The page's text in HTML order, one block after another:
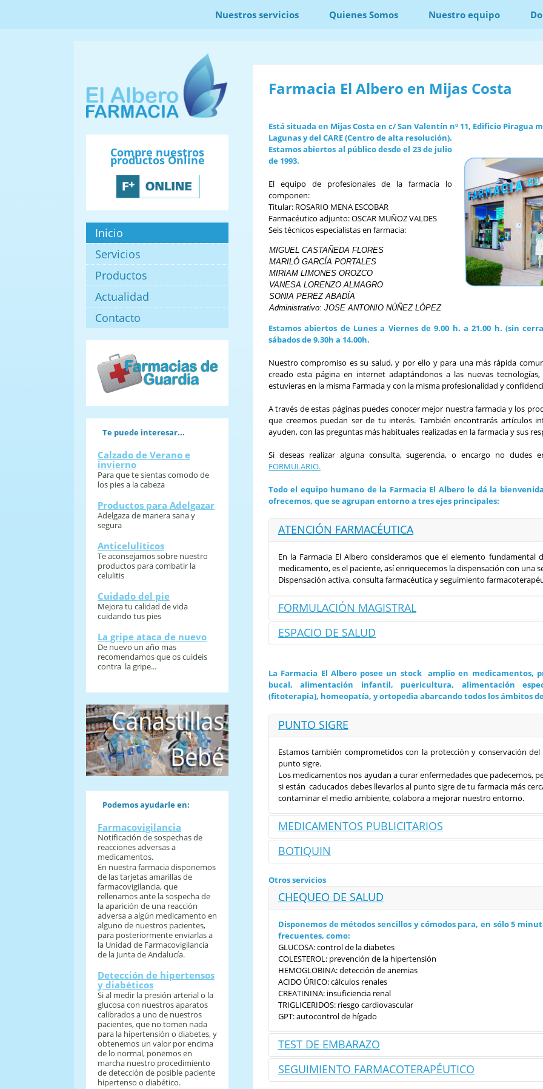
Al visitar nuestra web acepta el uso de cookies para una mejor experiencia en la visita.
Nuestros servicios Quienes Somos Nuestro equipo
Compre nuestros
productos Online
Inicio
Servicios
Productos
Actualidad
Contacto
Te puede interesar...
Calzado de Verano e
invierno
Para que te sientas comodo de
los pies a la cabeza
Productos para Adelgazar
Adelgaza de manera sana y
segura
Anticelulíticos
Te aconsejamos sobre nuestro
productos para combatir la
celulitis
Cuidado del pie
Mejora tu calidad de vida
cuidando tus pies
La gripe ataca de nuevo
De nuevo un año mas
recomendamos que os cuideis
contra la gripe...
Podemos ayudarle en:
Farmacovigilancia
Notificación de sospechas de
reacciones adversas a
medicamentos.
En nuestra farmacia disponemos
de las tarjetas amarillas de
farmacovigilancia, que
rellenamos ante la sospecha de
la aparición de una reacción
adversa a algún medicamento en
alguno de nuestros pacientes,
para posteriormente enviarlas a
la Unidad de Farmacovigilancia
de la Junta de Andalucía.
Detección de hipertensos
y diabéticos
Si al medir la presión arterial o la
glucosa con nuestros aparatos
calibrados a uno de nuestros
pacientes, que no tomen nada
para la hipertensión o diabetes, y
obtenemos un valor por encima
de lo normal, ponemos en
marcha nuestro procedimiento
de detección de posible paciente
hipertenso o diabético.
Farmacia El Albero en Mijas Costa
Está situada en Mijas Costa en c/ San Valentín nº 11, Edificio Piragua
Lagunas y del CARE (Centro de alta resolución).
Estamos abiertos al público desde el 23 de julio
de 1993.
El equipo de profesionales de la farmacia lo
componen:
Titular: ROSARIO MENA ESCOBAR
Farmacéutico adjunto: OSCAR MUÑOZ VALDES
Seis técnicos especialistas en farmacia:
MIGUEL CASTAÑEDA FLORES
MARILÓ GARCÍA PORTALES
MIRIAM LIMONES OROZCO
VANESA LORENZO ALMAGRO
SONIA PEREZ ABADÍA
Administrativo: JOSE ANTONIO NÚÑEZ LÓPEZ
Estamos abiertos de Lunes a Viernes de 9.00 h. a 21.00 h. (sin
sábados de 9.30h a 14.00h.
Nuestro compromiso es su salud, y por ello y para una más rápida
creado esta página en internet adaptándonos a las nuevas
estuvieras en la misma Farmacia y con la misma profesionalidad y
A través de estas páginas puedes conocer mejor nuestra farmacia y los
que creemos puedan ser de tu interés. También encontrarás artículos
ayuden, con las preguntas más habituales realizadas en la farmacia y sus
Si deseas realizar alguna consulta, sugerencia, o encargo no
FORMULARIO.
Todo el equipo humano de la Farmacia El Albero le dá la
ofrecemos, que se agrupan entorno a tres ejes principales:
ATENCIÓN FARMACÉUTICA
En la Farmacia El Albero consideramos que el elemento
medicamento, es el paciente, así enriquecemos la dispensación con una
Dispensación activa, consulta farmacéutica y seguimiento
FORMULACIÓN MAGISTRAL
Contamos con un laboratorio y personal especializado para la
medicamento individualizado o fórmula magistral es la opción
cambio de excipientes por alergias e intolerancias etc…).
ESPACIO DE SALUD
orientado a mejorar la calidad de vida de nuestros clientes-pacientes a
Contamos con una Especialista en Deshabituación Tabáquica,
Análisis Clínicos.
La Farmacia El Albero posee un stock amplio en medicamentos,
bucal, alimentación infantil, puericultura, alimentación
(fitoterapia), homeopatía, y ortopedia abarcando todos los ámbitos
PUNTO SIGRE
Estamos también comprometidos con la protección y conservación
punto sigre.
Los medicamentos nos ayudan a curar enfermedades que padecemos,
si están caducados debes llevarlos al punto sigre de tu farmacia más
contaminar el medio ambiente, colabora a mejorar nuestro entorno.
MEDICAMENTOS PUBLICITARIOS
Las Especialidades Farmacéuticas Publicitarias (EFP) son especialidades
síndromes o síntomas menores, para las cuales está permitido hacer
BOTIQUIN
Tener un botiquín bien surtido te puede sacar de muchos apuros. Si
Albero te sugerimos algunos productos que son de gran utilidad.
Otros servicios
CHEQUEO DE SALUD
Disponemos de métodos sencillos y cómodos para, en sólo 5
frecuentes, como:
GLUCOSA: control de la diabetes
COLESTEROL: prevención de la hipertensión
HEMOGLOBINA: detección de anemias
ACIDO ÚRICO: cálculos renales
CREATININA: insuficiencia renal
TRIGLICERIDOS: riesgo cardiovascular
GPT: autocontrol de hígado
TEST DE EMBARAZO
Tanto en orina como en sangre.
Ponte en contacto con nosotros y te informaremos, en todo momento,
SEGUIMIENTO FARMACOTERAPÉUTICO